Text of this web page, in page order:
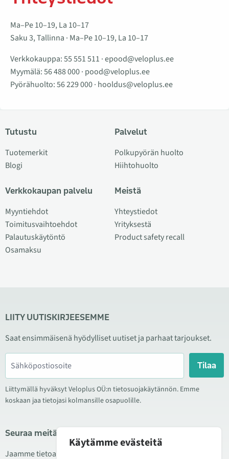
Ma–Pe 10–19, La 10–17
Saku 3, Tallinna · Ma–Pe 10–19, La 10–17
Verkkokauppa:55 551 511 ·epood@veloplus.ee
Myymälä:56 488 000· pood@veloplus.ee
Pyörähuolto:56 229 000· hooldus@veloplus.ee
Tutustu
Tuotemerkit
Blogi
Verkkokaupan palvelu
Myyntiehdot
Toimitusvaihtoehdot
Palautuskäytöntö
Osamaksu
Palvelut
Polkupyörän huolto
Hiihtohuolto
Meistä
Yhteystiedot
Yrityksestä
Product safety recall
LIITY UUTISKIRJEESEMME
Saat ensimmäisenä hyödylliset uutiset ja parhaat tarjoukset.
Tilaa
Liittymällä hyväksyt Veloplus OÜ:n tietosuojakäytännön. Emme
koskaan jaa tietojasi kolmansille osapuolille.
Seuraa meitä sosiaalisessa mediassa
Jaamme tietoa hyvistä tarjouksista, uusista tuotteista ja
Käytämme evästeitä